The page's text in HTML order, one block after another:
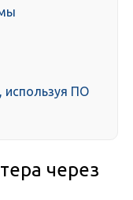
используя ПО
через